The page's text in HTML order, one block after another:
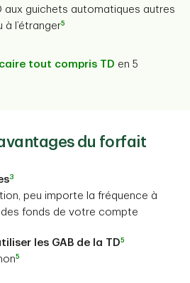
aux guichets automatiques autres
à l’étranger5
tout compris TD en 5
du forfait
3
peu importe la fréquence à
des fonds de votre compte
les GAB de la TD5
5